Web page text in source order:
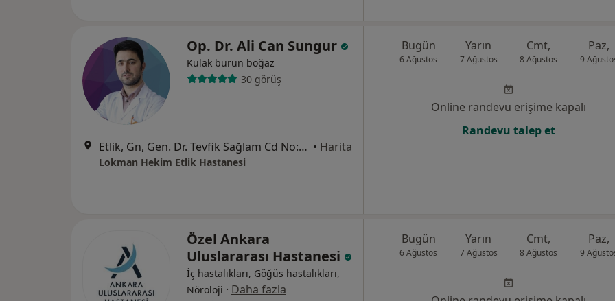
Op. Dr. Ali Can Sungur
Kulak burun boğaz
30 görüş
Etlik, Gn, Gen. Dr. Tevfik Sağlam Cd No:119,, Ankara • Harita
Lokman Hekim Etlik Hastanesi
Bugün
6 Ağustos
Yarın
7 Ağustos
Cmt,
8 Ağustos
Paz,
9
Online randevu erişime kapalı
Randevu talep et
Özel Ankara
Uluslararası Hastanesi
İç hastalıkları, Göğüs hastalıkları,
Nöroloji · Daha fazla
Bugün
6 Ağustos
Yarın
7 Ağustos
Cmt,
8 Ağustos
Paz,
9